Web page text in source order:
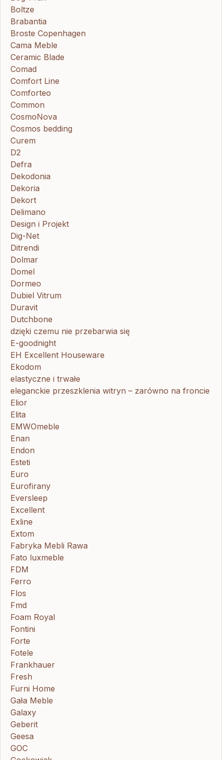
Boltze
Brabantia
Broste Copenhagen
Cama Meble
Ceramic Blade
Comad
Comfort Line
Comforteo
Common
CosmoNova
Cosmos bedding
Curem
D2
Defra
Dekodonia
Dekoria
Dekort
Delimano
Design i Projekt
Dig-Net
Ditrendi
Dolmar
Domel
Dormeo
Dubiel Vitrum
Duravit
Dutchbone
dzięki czemu nie przebarwia się
E-goodnight
EH Excellent Houseware
Ekodom
elastyczne i trwałe
eleganckie przeszklenia witryn – zarówno na froncie
Elior
Elita
EMWOmeble
Enan
Endon
Esteti
Euro
Eurofirany
Eversleep
Excellent
Exline
Extom
Fabryka Mebli Rawa
Fato luxmeble
FDM
Ferro
Flos
Fmd
Foam Royal
Fontini
Forte
Fotele
Frankhauer
Fresh
Furni Home
Gała Meble
Galaxy
Geberit
Geesa
GOC